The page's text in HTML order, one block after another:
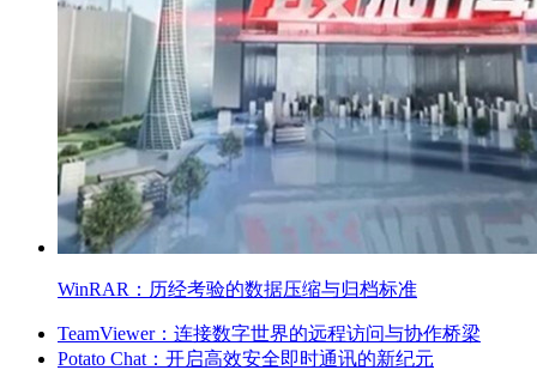
WinRAR：历经考验的数据压缩与归档标准
TeamViewer：连接数字世界的远程访问与协作桥梁
Potato Chat：开启高效安全即时通讯的新纪元